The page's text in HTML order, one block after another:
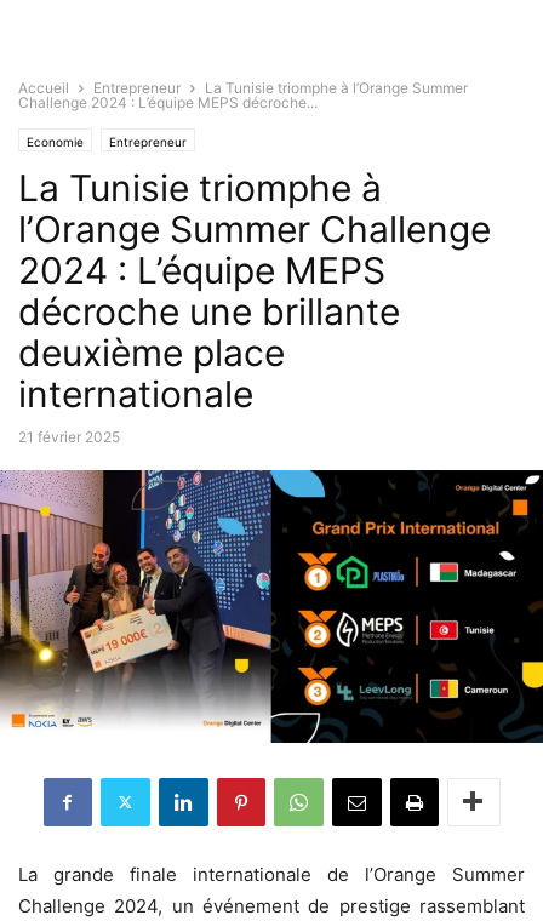
Accueil Entrepreneur
La Tunisie triomphe à l’Orange Summer
Challenge 2024 : L’équipe MEPS décroche...
Economie Entrepreneur
La Tunisie triomphe à
l’Orange Summer Challenge
2024 : L’équipe MEPS
décroche une brillante
deuxième place
internationale
21 février 2025
La grande finale internationale de l’Orange Summer
Challenge 2024, un événement de prestige rassemblant